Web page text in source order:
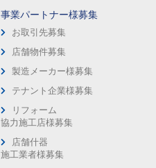
事業パートナー様募集
お取引先募集
店舗物件募集
製造メーカー様募集
テナント企業様募集
リフォーム
協力施工店様募集
店舗什器
施工業者様募集